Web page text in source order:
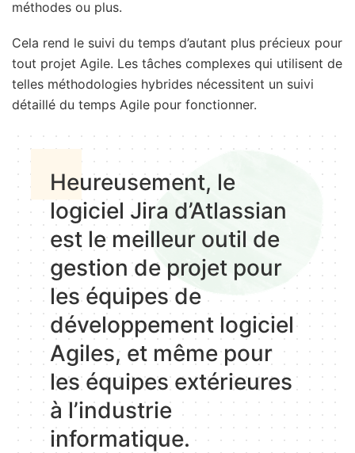
méthodes ou plus.
Cela rend le suivi du temps d’autant plus précieux pour
tout projet Agile. Les tâches complexes qui utilisent de
telles méthodologies hybrides nécessitent un suivi
détaillé du temps Agile pour fonctionner.
Heureusement, le
logiciel Jira d’Atlassian
est le meilleur outil de
gestion de projet pour
les équipes de
développement logiciel
Agiles, et même pour
les équipes extérieures
à l’industrie
informatique.